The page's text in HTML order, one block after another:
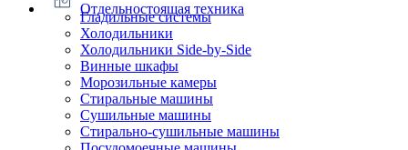
Отдельностоящая техника
Гладильные системы
Холодильники
Холодильники Side-by-Side
Винные шкафы
Морозильные камеры
Стиральные машины
Сушильные машины
Стирально-сушильные машины